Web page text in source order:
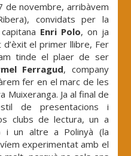
de novembre, arribàvem
convidats per la
Enri Polo, on ja
el primer llibre, Fer
tinde el plaer de ser
Ferragud, company
fer en el marc de les
Muixeranga. Ja al final de
de presentacions i
clubs de lectura, un a
i un altre a Polinyà (la
experimentat amb el